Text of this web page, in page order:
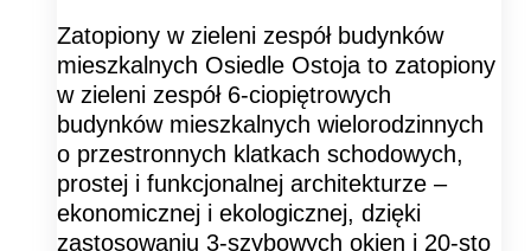
Zatopiony w zieleni zespół budynków
mieszkalnych Osiedle Ostoja to zatopiony
w zieleni zespół 6-ciopiętrowych
budynków mieszkalnych wielorodzinnych
o przestronnych klatkach schodowych,
prostej i funkcjonalnej architekturze –
ekonomicznej i ekologicznej, dzięki
zastosowaniu 3-szybowych okien i 20-sto